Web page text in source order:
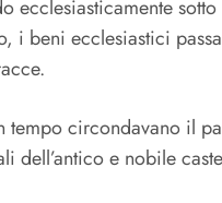
ecclesiasticamente sotto
i beni ecclesiastici
circondavano il
e nobile